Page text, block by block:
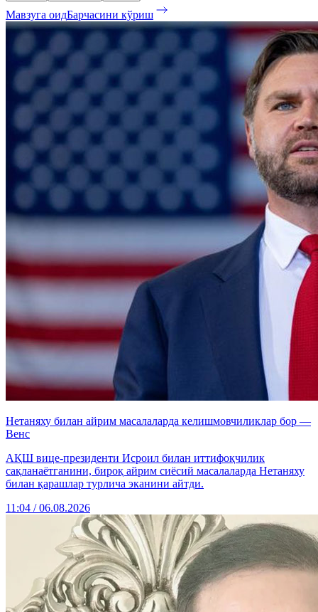
Мавзуга оидБарчасини кўриш
Нетаняху билан айрим масалаларда келишмовчиликлар бор —
Венс
АҚШ вице-президенти Исроил билан иттифоқчилик
сақланаётганини, бироқ айрим сиёсий масалаларда Нетаняху
билан қарашлар турлича эканини айтди.
11:04 / 06.08.2026